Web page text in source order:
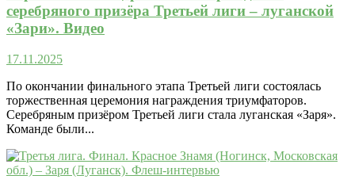
серебряного призёра Третьей лиги – луганской
«Зари». Видео
17.11.2025
По окончании финального этапа Третьей лиги состоялась
торжественная церемония награждения триумфаторов.
Серебряным призёром Третьей лиги стала луганская «Заря».
Команде были...